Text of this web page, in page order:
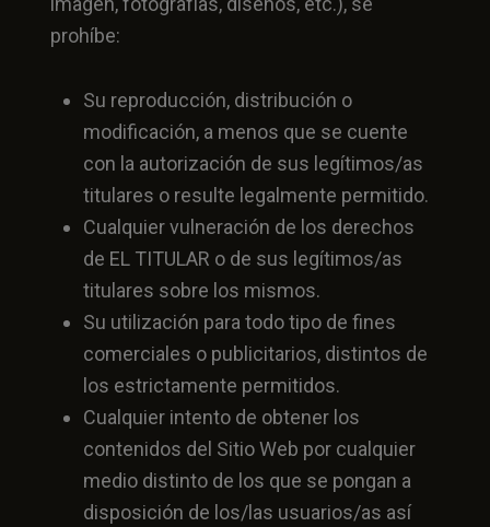
prohíbe:
Su reproducción, distribución o
modificación, a menos que se cuente
con la autorización de sus legítimos/as
titulares o resulte legalmente permitido.
Cualquier vulneración de los derechos
de EL TITULAR o de sus legítimos/as
titulares sobre los mismos.
Su utilización para todo tipo de fines
comerciales o publicitarios, distintos de
los estrictamente permitidos.
Cualquier intento de obtener los
contenidos del Sitio Web por cualquier
medio distinto de los que se pongan a
disposición de los/las usuarios/as así